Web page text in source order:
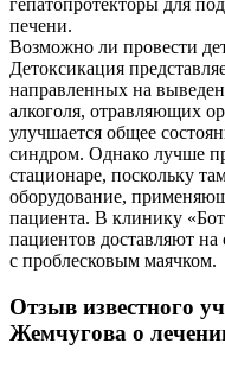
гепатопротекторы для
печени.
Возможно ли провести
Детоксикация
направленных на
алкоголя, отравляющих
улучшается общее
синдром. Однако лучше
стационаре, поскольку
оборудование,
пациента. В клинику
пациентов доставляют
с проблесковым маячком.
Отзыв известного
Жемчугова о